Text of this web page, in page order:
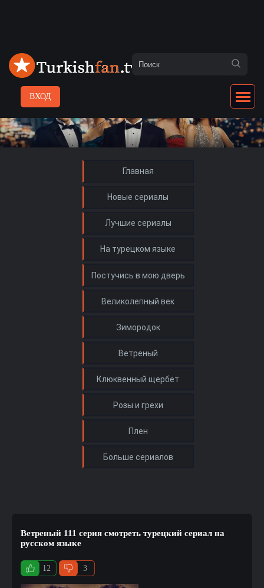
ВХОД
Главная
Новые сериалы
Лучшие сериалы
На турецком языке
Ветреный 111 серия смотреть турецкий сериал на
русском языке
12 3